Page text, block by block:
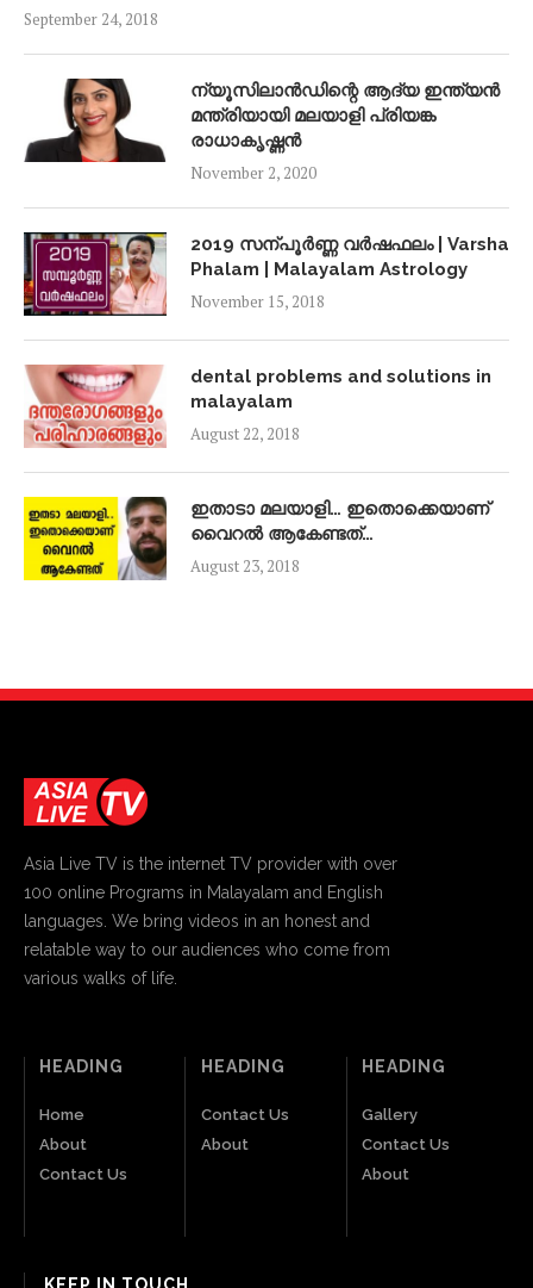
September 24, 2018
ന്യൂസിലാൻഡിന്റെ ആദ്യ ഇന്ത്യൻ
മന്ത്രിയായി മലയാളി പ്രിയങ്ക
രാധാകൃഷ്ണൻ
November 2, 2020
2019 സന്പൂർണ്ണ വർഷഫലം | Varsha
Phalam | Malayalam Astrology
November 15, 2018
dental problems and solutions in
malayalam
August 22, 2018
ഇതാടാ മലയാളി… ഇതൊക്കെയാണ്
വൈറൽ ആകേണ്ടത്…
August 23, 2018
Asia Live TV is the internet TV provider with over
100 online Programs in Malayalam and English
languages. We bring videos in an honest and
relatable way to our audiences who come from
various walks of life.
HEADING
Home
About
Contact Us
HEADING
Contact Us
About
HEADING
Gallery
Contact Us
About